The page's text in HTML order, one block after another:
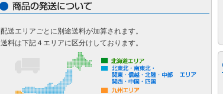
配送エリアごとに別途送料が加算されます。
送料は下記４エリアに区分けしております。